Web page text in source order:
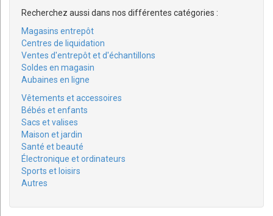
Recherchez aussi dans nos différentes catégories :
Magasins entrepôt
Centres de liquidation
Ventes d'entrepôt et d'échantillons
Soldes en magasin
Aubaines en ligne
Vêtements et accessoires
Bébés et enfants
Sacs et valises
Maison et jardin
Santé et beauté
Électronique et ordinateurs
Sports et loisirs
Autres